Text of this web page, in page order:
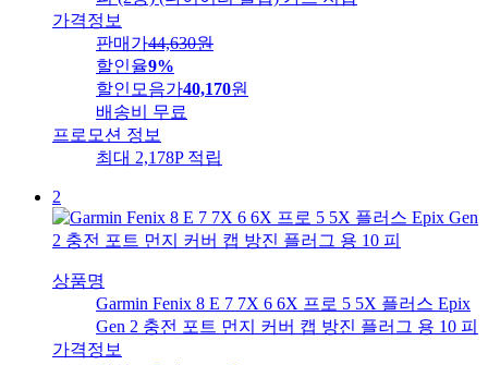
가격정보
판매가44,630원
할인율9%
할인모음가40,170원
배송비
무료
프로모션 정보
최대 2,178P 적립
2
상품명
Garmin Fenix 8 E 7 7X 6 6X 프로 5 5X 플러스 Epix
Gen 2 충전 포트 먼지 커버 캡 방진 플러그 용 10 피
가격정보